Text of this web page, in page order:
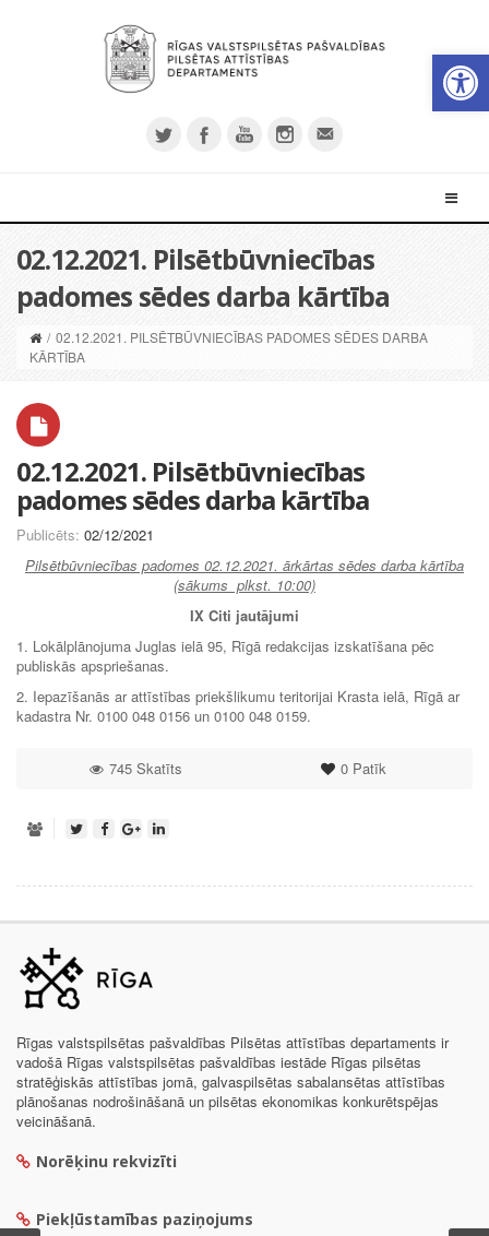
02.12.2021. Pilsētbūvniecības
padomes sēdes darba kārtība
/ 02.12.2021. PILSĒTBŪVNIECĪBAS PADOMES SĒDES DARBA
KĀRTĪBA
02.12.2021. Pilsētbūvniecības
padomes sēdes darba kārtība
Publicēts: 02/12/2021
Pilsētbūvniecības padomes 02.12.2021. ārkārtas sēdes darba kārtība
(sākums plkst. 10:00)
IX Citi jautājumi
1. Lokālplānojuma Juglas ielā 95, Rīgā redakcijas izskatīšana pēc
publiskās apspriešanas.
2. Iepazīšanās ar attīstības priekšlikumu teritorijai Krasta ielā, Rīgā ar
kadastra Nr. 0100 048 0156 un 0100 048 0159.
0Patīk
745 Skatīts
Rīgas valstspilsētas pašvaldības Pilsētas attīstības departaments ir
vadošā Rīgas valstspilsētas pašvaldības iestāde Rīgas pilsētas
stratēģiskās attīstības jomā, galvaspilsētas sabalansētas attīstības
plānošanas nodrošināšanā un pilsētas ekonomikas konkurētspējas
veicināšanā.
Norēķinu rekvizīti
Piekļūstamības paziņojums